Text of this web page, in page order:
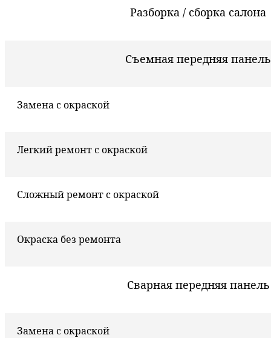
Разборка / сборка салона
Съемная передняя панель
Замена с окраской
Легкий ремонт с окраской
Сложный ремонт с окраской
Окраска без ремонта
Сварная передняя панель
Замена с окраской